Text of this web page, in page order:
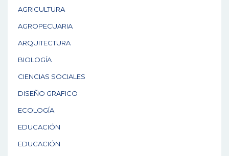
AGRICULTURA
AGROPECUARIA
ARQUITECTURA
BIOLOGÍA
CIENCIAS SOCIALES
DISEÑO GRAFICO
ECOLOGÍA
EDUCACIÓN
EDUCACIÓN